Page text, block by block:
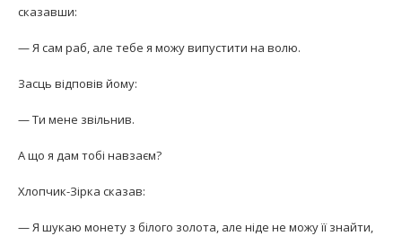
сказавши:
— Я сам раб, але тебе я можу випустити на волю.
Засць відповів йому:
— Ти мене звільнив.
А що я дам тобі навзаєм?
Хлопчик-Зірка сказав:
— Я шукаю монету з білого золота, але ніде не можу її знайти,